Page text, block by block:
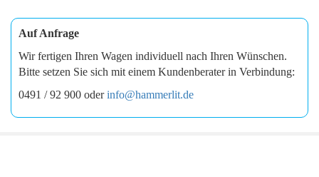
Auf Anfrage
Wir fertigen Ihren Wagen individuell nach Ihren Wünschen.
Bitte setzen Sie sich mit einem Kundenberater in Verbindung:
0491 / 92 900 oderinfo@hammerlit.de